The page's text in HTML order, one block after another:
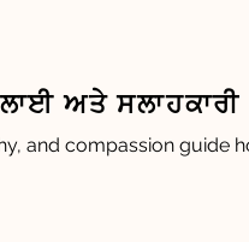
ਅਤੇ ਸਲਾਹਕਾਰੀ
and compassion guide